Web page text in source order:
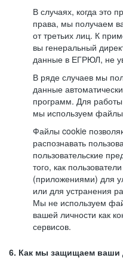
В случаях, когда это
права, мы получаем
от третьих лиц. К
вы генеральный
данные в ЕГРЮЛ, не
В ряде случаев мы
данные
программ. Для
мы используем
Файлы cookie
распознавать
пользовательские
того, как
(приложениями) для
или для устранения
Мы не используем
вашей личности как
сервисов.
6. Как мы защищаем ваши